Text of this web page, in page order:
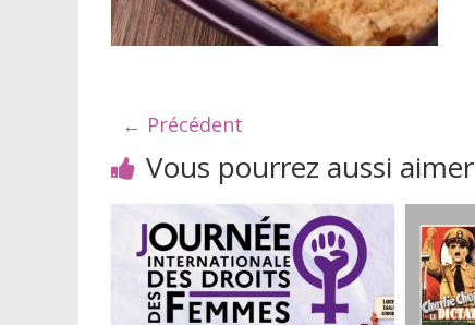
← Précédent
Vous pourrez aussi aimer